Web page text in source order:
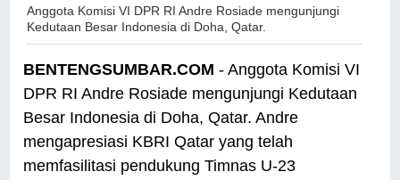
Anggota Komisi VI DPR RI Andre Rosiade mengunjungi
Kedutaan Besar Indonesia di Doha, Qatar.
BENTENGSUMBAR.COM - Anggota Komisi VI
DPR RI Andre Rosiade mengunjungi Kedutaan
Besar Indonesia di Doha, Qatar. Andre
mengapresiasi KBRI Qatar yang telah
memfasilitasi pendukung Timnas U-23